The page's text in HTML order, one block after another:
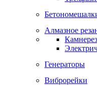
Алмазное
Генераторы
Виброрейки